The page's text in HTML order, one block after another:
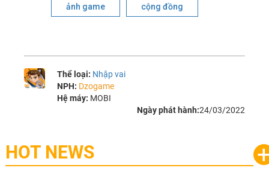
ảnh game cộng đồng
Thể loại: Nhập vai
NPH: Dzogame
Hệ máy: MOBI
Ngày phát hành:24/03/2022
HOT NEWS